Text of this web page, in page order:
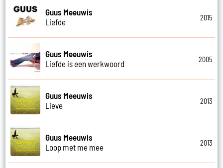
Guus Meeuwis
Liefde
2015
Guus Meeuwis
Liefde is een werkwoord
2005
Guus Meeuwis
Lieve
2013
Guus Meeuwis
Loop met me mee
2013